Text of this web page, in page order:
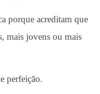
porque acreditam que
mais jovens ou mais
perfeição.